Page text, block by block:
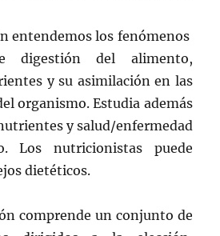
entendemos los fenómenos
digestión del alimento,
y su asimilación en las
organismo. Estudia además
y salud/enfermedad
Los nutricionistas puede
dietéticos.
comprende un conjunto de